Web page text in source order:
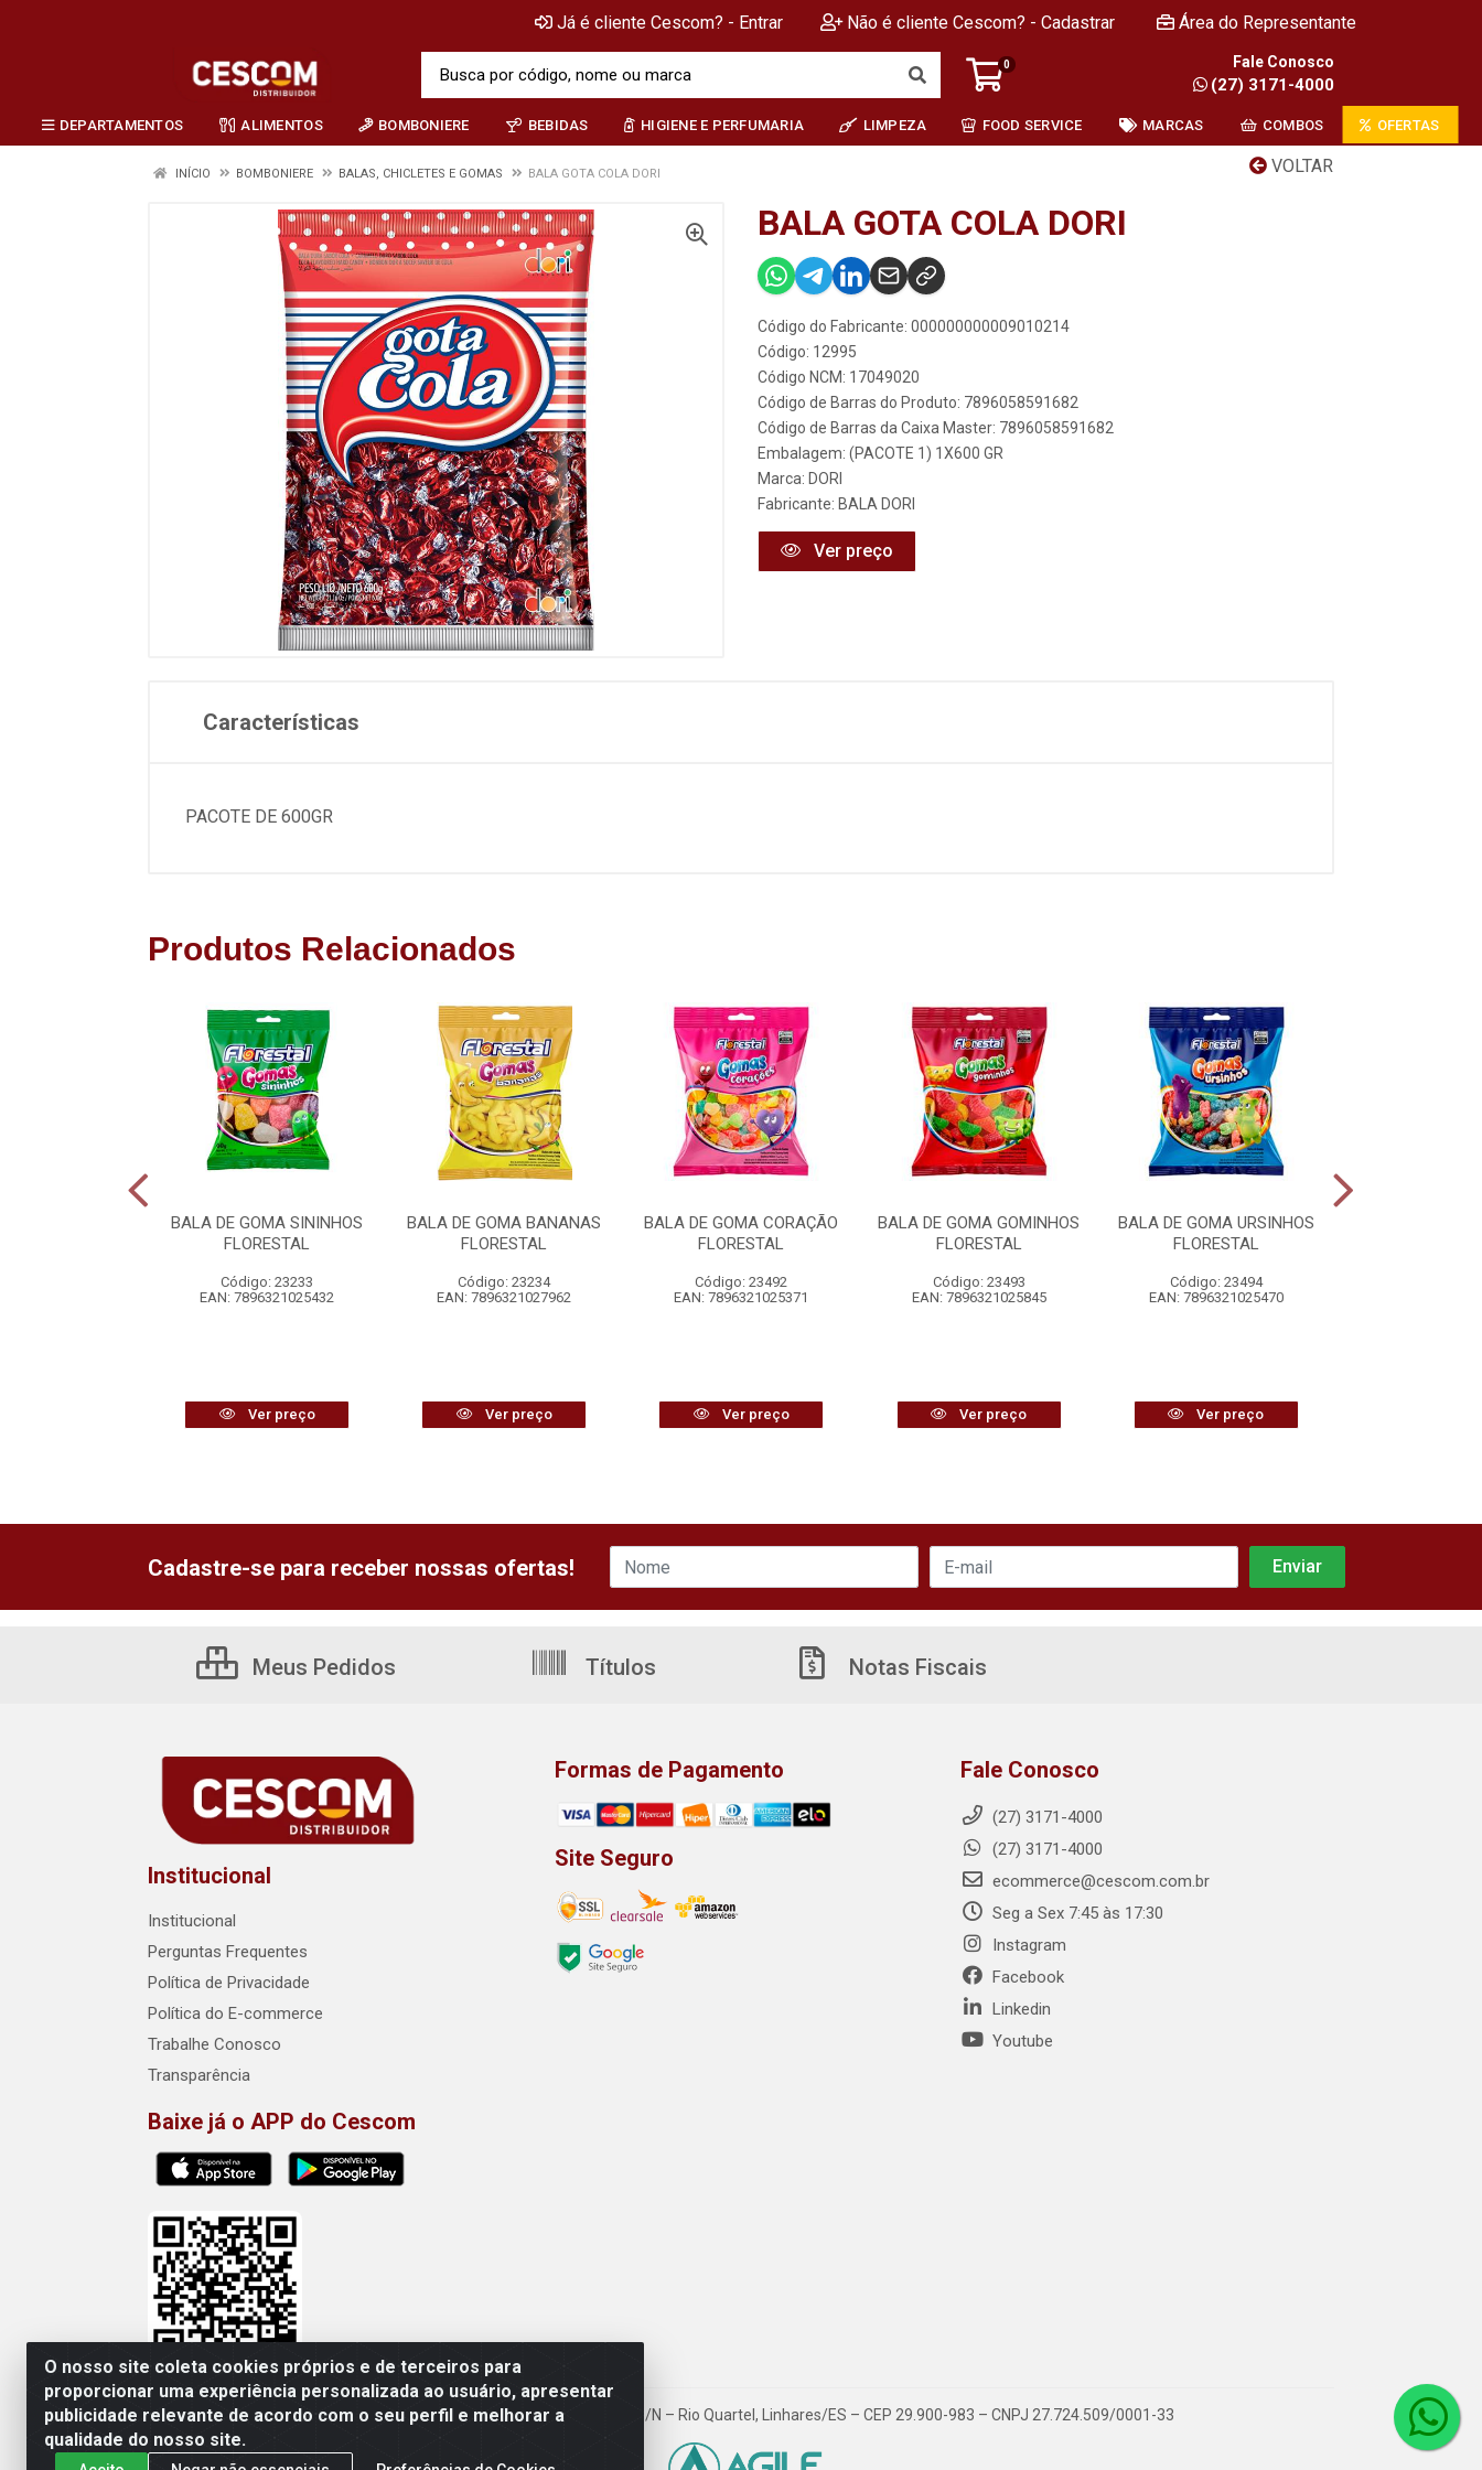
Já é cliente Cescom? - Entrar Não é cliente Cescom? - Cadastrar Área do Representante
0 Fale Conosco
(27) 3171-4000
DEPARTAMENTOS ALIMENTOS BOMBONIERE BEBIDAS HIGIENE E PERFUMARIA LIMPEZA FOOD SERVICE MARCAS COMBOS OFERTAS
VOLTAR
INÍCIO BOMBONIERE BALAS, CHICLETES E GOMAS BALA GOTA COLA DORI
BALA GOTA COLA DORI
Código do Fabricante: 000000000009010214
Código: 12995
Código NCM: 17049020
Código de Barras do Produto: 7896058591682
Código de Barras da Caixa Master: 7896058591682
Embalagem: (PACOTE 1) 1X600 GR
Marca: DORI
Fabricante: BALA DORI
Ver preço
Características
PACOTE DE 600GR
Produtos Relacionados
BALA DE GOMA SININHOS
FLORESTAL
Código: 23233
EAN: 7896321025432
Ver preço
BALA DE GOMA BANANAS
FLORESTAL
Código: 23234
EAN: 7896321027962
Ver preço
BALA DE GOMA CORAÇÃO
FLORESTAL
Código: 23492
EAN: 7896321025371
Ver preço
BALA DE GOMA GOMINHOS
FLORESTAL
Código: 23493
EAN: 7896321025845
Ver preço
BALA DE GOMA URSINHOS
FLORESTAL
Código: 23494
EAN: 7896321025470
Ver preço
O nosso site coleta cookies próprios e de terceiros para
proporcionar uma experiência personalizada ao usuário, apresentar
publicidade relevante de acordo com o seu perfil e melhorar a
qualidade do nosso site.
Cadastre-se para receber nossas ofertas!
Meus Pedidos Títulos Notas Fiscais
Institucional
Institucional
Perguntas Frequentes
Política de Privacidade
Política do E-commerce
Trabalhe Conosco
Transparência
Baixe já o APP do Cescom
Formas de Pagamento
Site Seguro
Fale Conosco
(27) 3171-4000
(27) 3171-4000
ecommerce@cescom.com.br
Seg a Sex 7:45 às 17:30
Instagram
Facebook
Linkedin
Youtube
Cescom Distribuidor - Rodovia BR 101, Km 163, S/N – Rio Quartel, Linhares/ES – CEP 29.900-983 – CNPJ 27.724.509/0001-33